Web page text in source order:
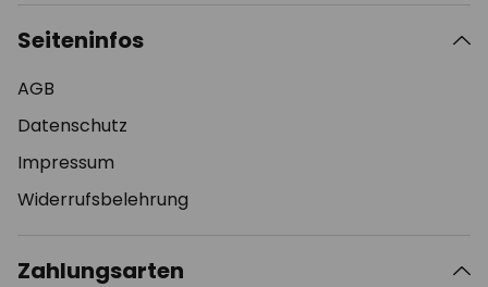
Seiteninfos
AGB
Datenschutz
Impressum
Widerrufsbelehrung
Zahlungsarten